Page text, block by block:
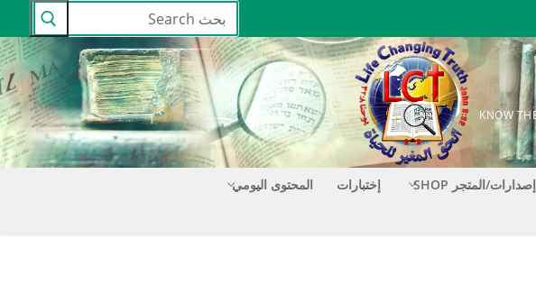
البحث
عن:
إصدارات/المتجر SHOP إختبارات
المحتوى اليومي